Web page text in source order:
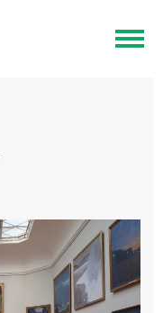
Visa
meny